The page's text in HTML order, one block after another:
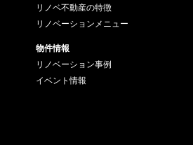
リノベ不動産の特徴
リノベーションメニュー
物件情報
リノベーション事例
イベント情報